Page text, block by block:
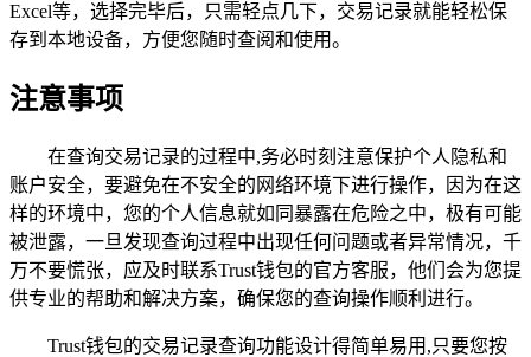
Excel等，选择完毕后，只需轻点几下，交易记录就能轻松保
存到本地设备，方便您随时查阅和使用。
注意事项
在查询交易记录的过程中,务必时刻注意保护个人隐私和
账户安全，要避免在不安全的网络环境下进行操作，因为在这
样的环境中，您的个人信息就如同暴露在危险之中，极有可能
被泄露，一旦发现查询过程中出现任何问题或者异常情况，千
万不要慌张，应及时联系Trust钱包的官方客服，他们会为您提
供专业的帮助和解决方案，确保您的查询操作顺利进行。
Trust钱包的交易记录查询功能设计得简单易用,只要您按